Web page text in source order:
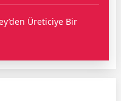
Üreticiye Bir